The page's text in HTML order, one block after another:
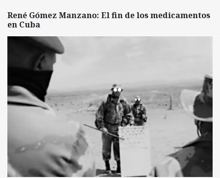
René Gómez Manzano: El fin de los medicamentos
en Cuba